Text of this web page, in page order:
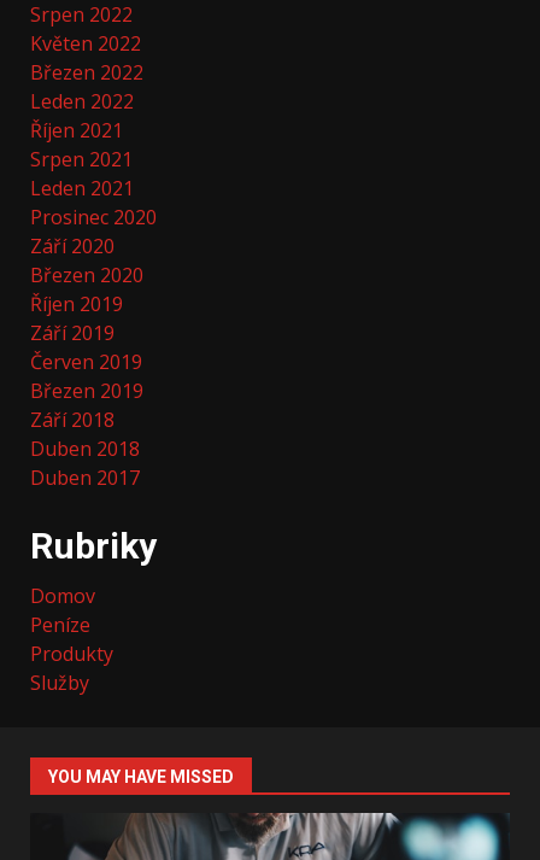
Srpen 2022
Květen 2022
Březen 2022
Leden 2022
Říjen 2021
Srpen 2021
Leden 2021
Prosinec 2020
Září 2020
Březen 2020
Říjen 2019
Září 2019
Červen 2019
Březen 2019
Září 2018
Duben 2018
Duben 2017
Rubriky
Domov
Peníze
Produkty
Služby
YOU MAY HAVE MISSED